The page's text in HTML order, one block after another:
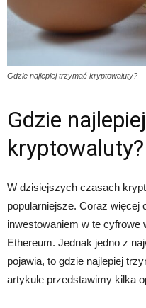
Gdzie najlepiej trzymać kryptowaluty?
Gdzie
kryptowaluty?
W dzisiejszych czasach
popularniejsze. Coraz więcej
inwestowaniem w te cyfrowe
Ethereum. Jednak jedno z
pojawia, to gdzie najlepiej
artykule przedstawimy kilka